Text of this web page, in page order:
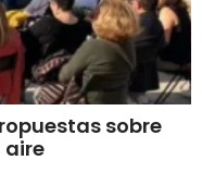
sobre
aire